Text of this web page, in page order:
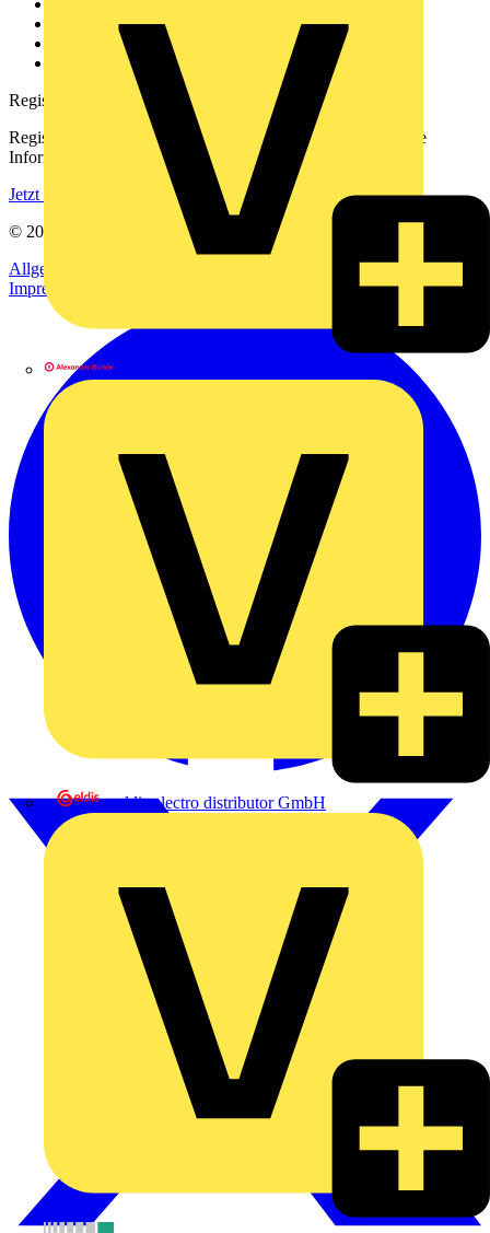
eldis electro distributor GmbH
Downloadbereich (PDFs)
Häufig gestellte Fragen
voltimum.com
Registrierung
Registrieren Sie sich kostenlos und erhalten Sie stets aktuelle
Informationen aus der Elektroindustrie.
Jetzt registrieren
© 2002-
Allgemeine Geschäftsbedingungen
Datenschutzerklärung
Impressum